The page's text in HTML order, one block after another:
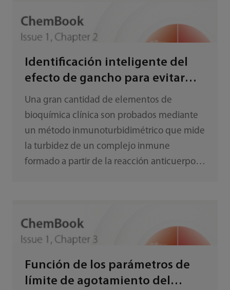
tratamiento de las dislipidemias, el análisis
de lípidos plasmáticos (p. ej., TG, CT, C-HDL,
adecuado son formas significativas para
reducir el riesgo de eventos de ECVA. [1]
Identificación inteligente del
efecto de gancho para evitar
resultados bajos falsos
Una gran cantidad de elementos de
bioquímica clínica son probados mediante
un método inmunoturbidimétrico que mide
la turbidez de un complejo inmune
formado a partir de la reacción anticuerpo-
concentración de analito (antígeno)
comienza a exceder la cantidad de
Función de los parámetros de
límite de agotamiento del